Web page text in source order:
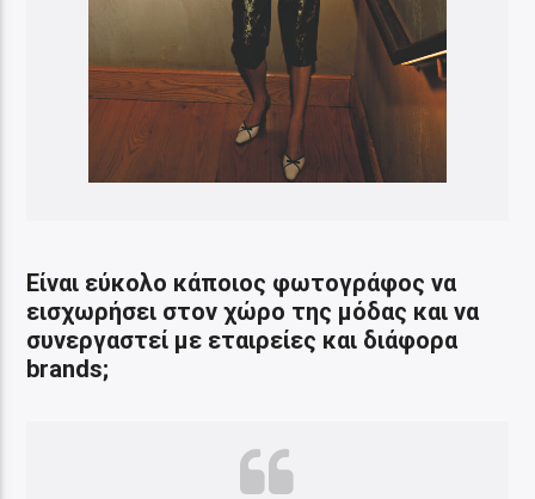
Είναι εύκολο κάποιος φωτογράφος να
εισχωρήσει στον χώρο της μόδας και να
συνεργαστεί με εταιρείες και διάφορα
brands;